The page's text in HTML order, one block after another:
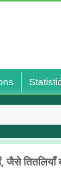
जैसे तितलियाँ